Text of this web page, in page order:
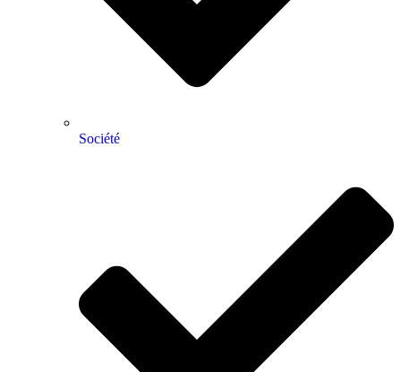
Société